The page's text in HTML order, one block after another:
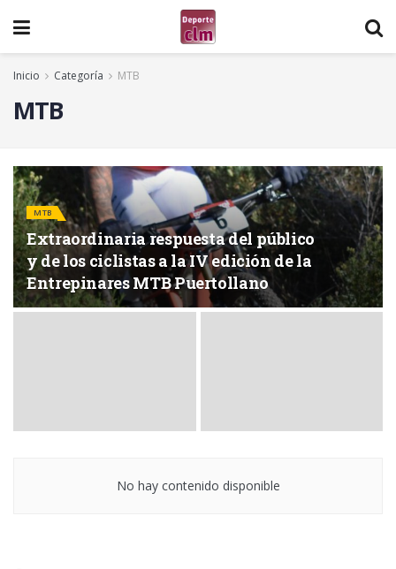
Inicio Categoría MTB
MTB
MTB
Extraordinaria respuesta del público
y de los ciclistas a la IV edición de la
Entrepinares MTB Puertollano
No hay contenido disponible